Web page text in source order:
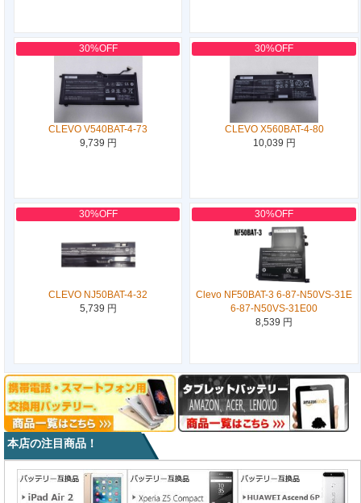
30%OFF
CLEVO V540BAT-4-73
9,739 円
30%OFF
CLEVO X560BAT-4-80
10,039 円
30%OFF
CLEVO NJ50BAT-4-32
5,739 円
30%OFF
Clevo NF50BAT-3 6-87-N50VS-31E
6-87-N50VS-31E00
8,539 円
本店の注目商品！